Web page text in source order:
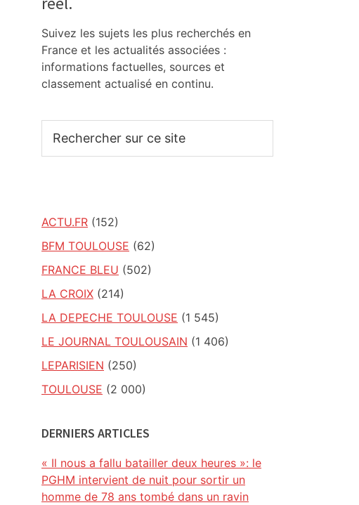
Suivez les sujets les plus recherchés en
France et les actualités associées :
informations factuelles, sources et
classement actualisé en continu.
sur
ACTU.FR (152)
BFM TOULOUSE (62)
FRANCE BLEU (502)
LA CROIX (214)
LA DEPECHE TOULOUSE (1 545)
LE JOURNAL TOULOUSAIN (1 406)
LEPARISIEN (250)
TOULOUSE (2 000)
DERNIERS ARTICLES
« Il nous a fallu batailler deux heures »: le
PGHM intervient de nuit pour sortir un
homme de 78 ans tombé dans un ravin